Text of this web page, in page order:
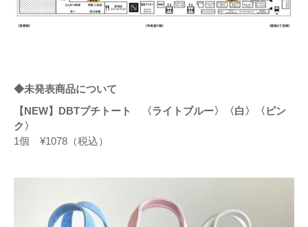
◆未発表商品について
【NEW】DBTプチトート 〈ライトブルー〉〈白〉〈ピン
ク〉
1個 ¥1078（税込）